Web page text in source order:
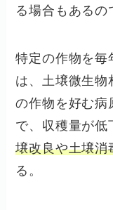
る場合もあるの
特定の作物を毎
は、土壌微生物
の作物を好む病
で、収穫量が低
壌改良や土壌消
る。